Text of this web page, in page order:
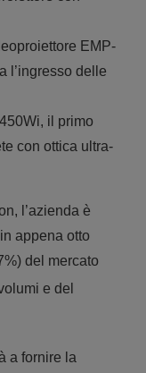
EMP-
l’ingresso delle
il primo
con ottica ultra-
l’azienda è
appena otto
del mercato
e del
a fornire la